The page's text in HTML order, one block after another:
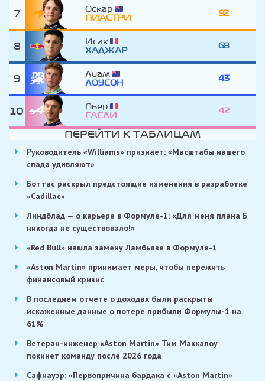
7
Оскар
ПИАСТРИ
92
8
Исак
ХАДЖАР
68
9
Лиам
ЛОУСОН
43
10
Пьер
ГАСЛИ
42
ПЕРЕЙТИ К ТАБЛИЦАМ
Руководитель «Williams» признает: «Масштабы нашего
спада удивляют»
Боттас раскрыл предстоящие изменения в разработке
«Cadillac»
Линдблад — о карьере в Формуле-1: «Для меня плана Б
никогда не существовало!»
«Red Bull» нашла замену Ламбьязе в Формуле-1
«Aston Martin» принимает меры, чтобы пережить
финансовый кризис
В последнем отчете о доходах были раскрыты
искаженные данные о потере прибыли Формулы-1 на
61%
Ветеран-инженер «Aston Martin» Тим Маккалоу
покинет команду после 2026 года
Сафнауэр: «Первопричина бардака с «Aston Martin»